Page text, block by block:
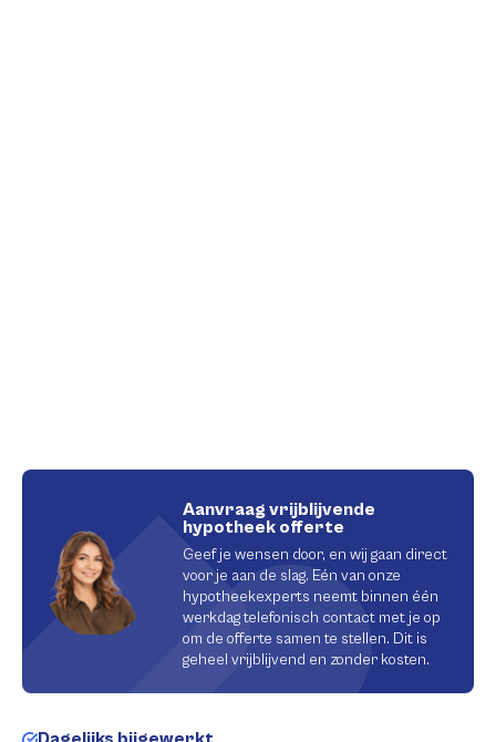
Aanvraag vrijblijvende
hypotheek offerte
Geef je wensen door, en wij gaan direct
voor je aan de slag. Eén van onze
hypotheekexperts neemt binnen één
werkdag telefonisch contact met je op
om de offerte samen te stellen. Dit is
geheel vrijblijvend en zonder kosten.